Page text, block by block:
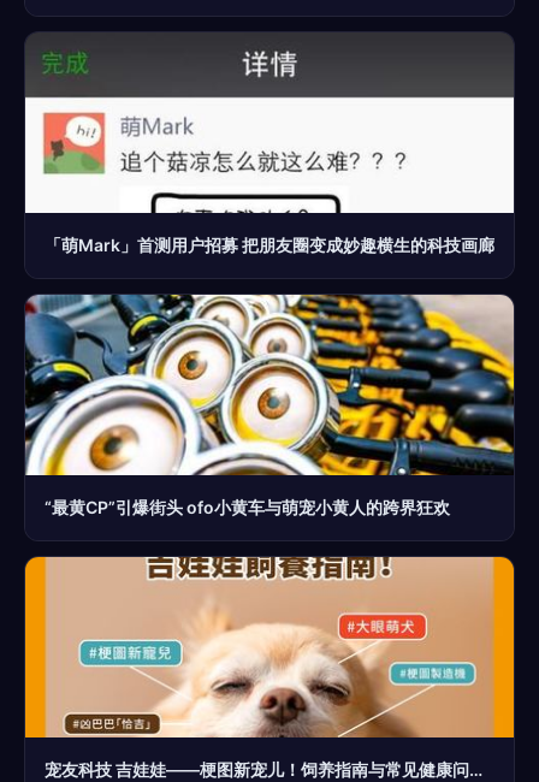
「萌Mark」首测用户招募 把朋友圈变成妙趣横生的科技画廊
“最黄CP”引爆街头 ofo小黄车与萌宠小黄人的跨界狂欢
宠友科技 吉娃娃——梗图新宠儿！饲养指南与常见健康问题解析